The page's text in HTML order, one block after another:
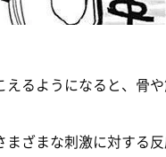
えるようになると、骨
ざまな刺激に対する